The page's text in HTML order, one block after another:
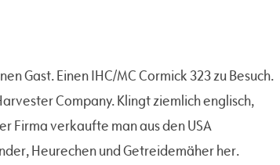
Gast. Einen IHC/MC Cormick 323 zu Besuch.
Company. Klingt ziemlich englisch,
Firma verkaufte man aus den USA
Heurechen und Getreidemäher her.